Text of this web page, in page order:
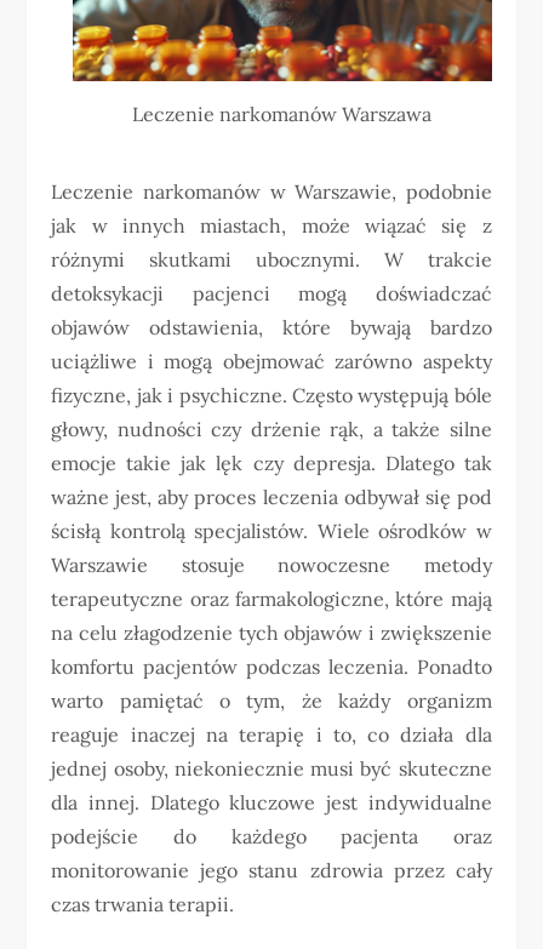
Leczenie narkomanów Warszawa
Leczenie narkomanów w Warszawie, podobnie
jak w innych miastach, może wiązać się z
różnymi skutkami ubocznymi. W trakcie
detoksykacji pacjenci mogą doświadczać
objawów odstawienia, które bywają bardzo
uciążliwe i mogą obejmować zarówno aspekty
fizyczne, jak i psychiczne. Często występują bóle
głowy, nudności czy drżenie rąk, a także silne
emocje takie jak lęk czy depresja. Dlatego tak
ważne jest, aby proces leczenia odbywał się pod
ścisłą kontrolą specjalistów. Wiele ośrodków w
Warszawie stosuje nowoczesne metody
terapeutyczne oraz farmakologiczne, które mają
na celu złagodzenie tych objawów i zwiększenie
komfortu pacjentów podczas leczenia. Ponadto
warto pamiętać o tym, że każdy organizm
reaguje inaczej na terapię i to, co działa dla
jednej osoby, niekoniecznie musi być skuteczne
dla innej. Dlatego kluczowe jest indywidualne
podejście do każdego pacjenta oraz
monitorowanie jego stanu zdrowia przez cały
czas trwania terapii.